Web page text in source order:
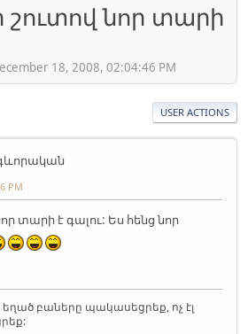
շուտով նոր տարի
18, 2008, 02:04:46 PM
USER ACTIONS
PM
տարի է գալու: Ես հենց նոր
բաները պակասեցրեք, ոչ էլ